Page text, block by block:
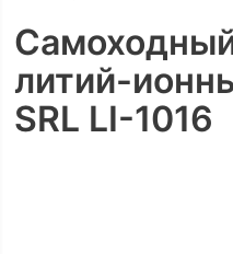
литий-
SRL LI-1016